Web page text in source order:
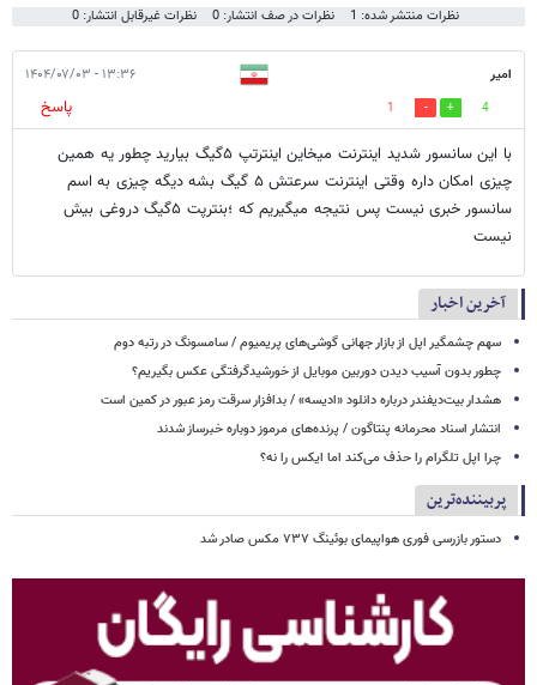
نظرات منتشر شده: 1 نظرات در صف انتشار: 0 نظرات غیرقابل انتشار: 0
امیر ۱۳:۳۶ - ۱۴۰۴/۰۷/۰۳
4
1
پاسخ
با این سانسور شدید اینترنت میخاین اینترتپ ۵گیگ بیارید چطور یه همین
چیزی امکان داره وقتی اینترنت سرعتش ۵ گیگ بشه دیگه چیزی به اسم
سانسور خبری نیست پس نتیجه میگیریم که ؛بنترپت ۵گیگ دروغی بیش
نیست
آخرین اخبار
سهم چشمگیر اپل از بازار جهانی گوشی‌های پریمیوم / سامسونگ در رتبه دوم
چطور بدون آسیب دیدن دوربین موبایل از خورشیدگرفتگی عکس بگیریم؟
هشدار بیت‌دیفندر درباره دانلود «ادیسه» / بدافزار سرقت رمز عبور در کمین است
انتشار اسناد محرمانه پنتاگون / پرنده‌های مرموز دوباره خبرساز شدند
چرا اپل تلگرام را حذف می‌کند اما ایکس را نه؟
پربیننده‌ترین
دستور بازرسی فوری هواپیمای بوئینگ ۷۳۷ مکس صادر شد